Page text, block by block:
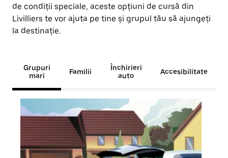
de condiții speciale, aceste opțiuni de cursă din
Livilliers te vor ajuta pe tine și grupul tău să ajungeți
la destinație.
Grupuri
mari
Familii
Închirieri
auto
Accesibilitate